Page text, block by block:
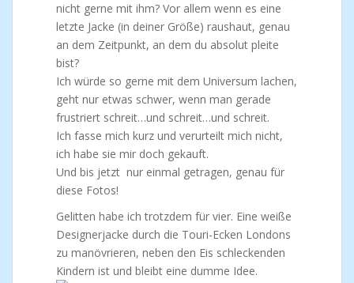
nicht gerne mit ihm? Vor allem wenn es eine
letzte Jacke (in deiner Größe) raushaut, genau
an dem Zeitpunkt, an dem du absolut pleite
bist?
Ich würde so gerne mit dem Universum lachen,
geht nur etwas schwer, wenn man gerade
frustriert schreit…und schreit…und schreit.
Ich fasse mich kurz und verurteilt mich nicht,
ich habe sie mir doch gekauft.
Und bis jetzt nur einmal getragen, genau für
diese Fotos!
Gelitten habe ich trotzdem für vier. Eine weiße
Designerjacke durch die Touri-Ecken Londons
zu manövrieren, neben den Eis schleckenden
Kindern ist und bleibt eine dumme Idee.